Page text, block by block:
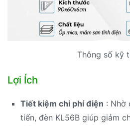
Thông số kỹ
Lợi Ích
Tiết kiệm chi phí điện : Nhờ
tiến, đèn KL56B giúp giảm